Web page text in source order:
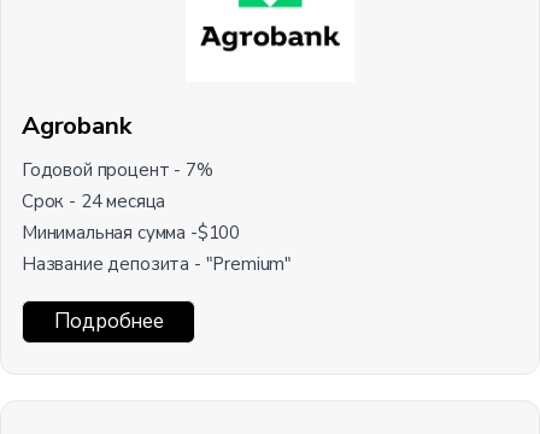
Agrobank
Годовой процент - 7%
Срок - 24 месяца
Минимальная сумма -$100
Название депозита - "Premium"
Подробнее